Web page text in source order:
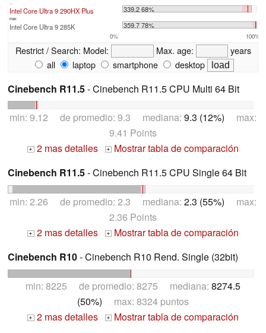
Intel Core Ultra 9 290HX Plus 339.2 68%
max:
Intel Core Ultra 9 285K 359.7 78%
0% 100%
Restrict / Search: Model: Max. age:
years
all
laptop smartphone desktop
Cinebench R11.5- Cinebench R11.5 CPU Multi 64 Bit
min: 9.12 de promedio: 9.3 mediana: 9.3 (12%) max:
9.41 Points
+ 2 mas detalles +
Mostrar tabla de comparación
Cinebench R11.5- Cinebench R11.5 CPU Single 64 Bit
min: 2.26 de promedio: 2.3 mediana: 2.3 (55%) max:
2.36 Points
+ 2 mas detalles +
Mostrar tabla de comparación
Cinebench R10- Cinebench R10 Rend. Single (32bit)
min: 8225 de promedio: 8275 mediana: 8274.5
(50%) max: 8324 puntos
+ 2 mas detalles +
Mostrar tabla de comparación